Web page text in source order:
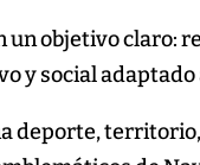
un objetivo
y social
deporte,